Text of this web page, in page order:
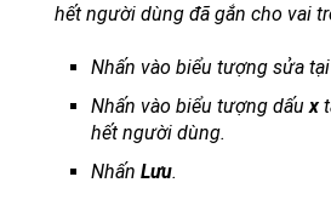
hết người dùng đã gắn cho vai
Nhấn vào biểu tượng sửa
Nhấn vào biểu tượng dấu x
hết người dùng.
Nhấn Lưu.